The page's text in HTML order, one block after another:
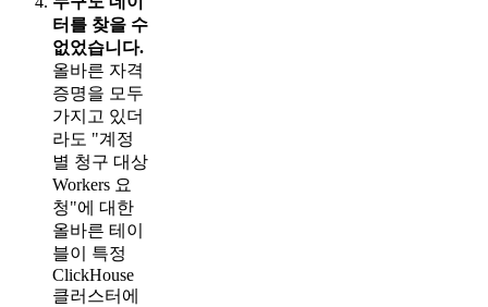
터를 찾을 수
없었습니다.
올바른 자격
증명을 모두
가지고 있더
라도 "계정
별 청구 대상
Workers 요
청"에 대한
올바른 테이
블이 특정
ClickHouse
클러스터에